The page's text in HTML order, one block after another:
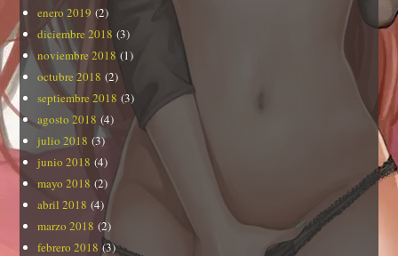
enero 2019 (2)
diciembre 2018 (3)
noviembre 2018 (1)
octubre 2018 (2)
septiembre 2018 (3)
agosto 2018 (4)
julio 2018 (3)
junio 2018 (4)
mayo 2018 (2)
abril 2018 (4)
marzo 2018 (2)
febrero 2018 (3)